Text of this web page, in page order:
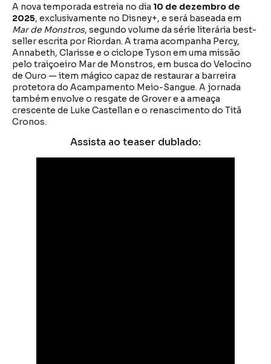
A nova temporada estreia no dia 10 de dezembro de
2025, exclusivamente no Disney+, e será baseada em
Mar de Monstros, segundo volume da série literária best-
seller escrita por Riordan. A trama acompanha Percy,
Annabeth, Clarisse e o ciclope Tyson em uma missão
pelo traiçoeiro Mar de Monstros, em busca do Velocino
de Ouro — item mágico capaz de restaurar a barreira
protetora do Acampamento Meio-Sangue. A jornada
também envolve o resgate de Grover e a ameaça
crescente de Luke Castellan e o renascimento do Titã
Cronos.
Assista ao teaser dublado: